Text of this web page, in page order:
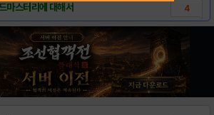
마스터리에 대해서 4